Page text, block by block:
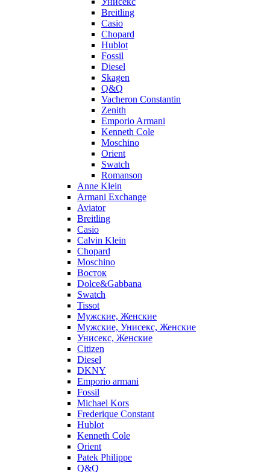
Breitling
Casio
Chopard
Hublot
Fossil
Diesel
Skagen
Q&Q
Vacheron Constantin
Zenith
Emporio Armani
Kenneth Cole
Moschino
Orient
Swatch
Romanson
Anne Klein
Armani Exchange
Aviator
Breitling
Casio
Calvin Klein
Chopard
Moschino
Восток
Dolce&Gabbana
Swatch
Tissot
Мужские, Женские
Мужские, Унисекс, Женские
Унисекс, Женские
Citizen
Diesel
DKNY
Emporio armani
Fossil
Michael Kors
Frederique Constant
Hublot
Kenneth Cole
Orient
Patek Philippe
Q&Q